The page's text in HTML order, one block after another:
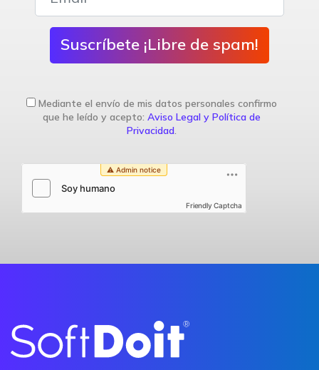
Suscríbete ¡Libre de spam!
Mediante el envío de mis datos personales confirmo
que he leído y acepto: Aviso Legal y Política de
Privacidad.
Friendly Captcha